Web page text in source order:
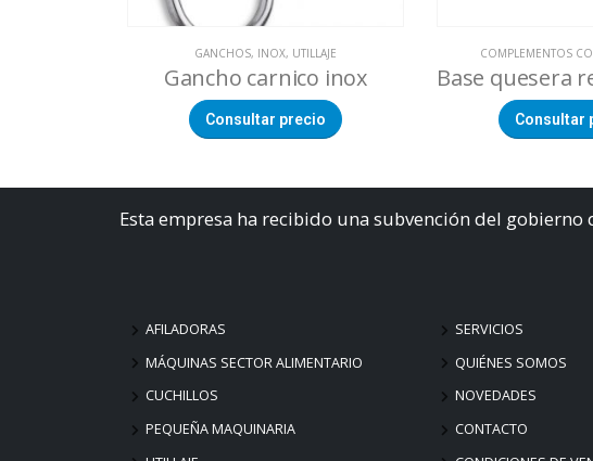
GANCHOS, INOX, UTILLAJE
Gancho carnico inox
Consultar precio
COMPLEMENTOS
Consultar
Esta empresa ha recibido una subvención del
AFILADORAS
MÁQUINAS SECTOR ALIMENTARIO
CUCHILLOS
PEQUEÑA MAQUINARIA
SERVICIOS
QUIÉNES SOMOS
NOVEDADES
CONTACTO